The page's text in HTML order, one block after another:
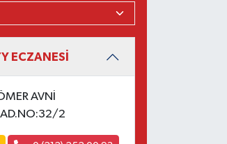
ECZANESİ
AVNİ
2